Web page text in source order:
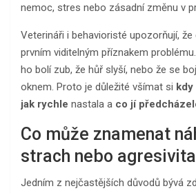
nemoc, stres nebo zásadní změnu v
Veterináři i behavioristé upozorňují,
prvním viditelným příznakem
ho bolí zub, že hůř slyší, nebo že se
oknem. Proto je důležité všímat si kdy
jak rychle nastala a co jí
Co může znamenat
strach nebo agresivita
Jedním z nejčastějších důvodů bývá